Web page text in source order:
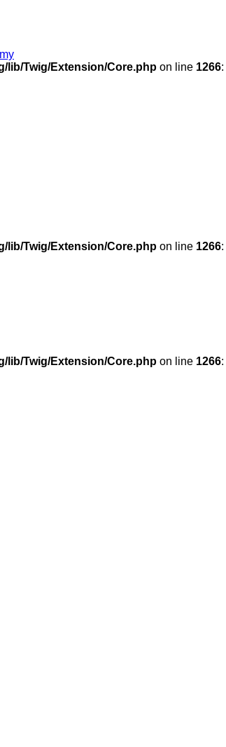
lib/Twig/Extension/Core.php on line 1266:
lib/Twig/Extension/Core.php on line 1266:
lib/Twig/Extension/Core.php on line 1266: